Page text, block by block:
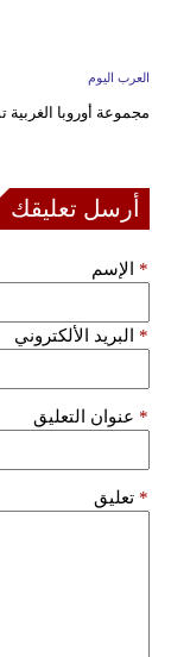
العرب اليوم
مجموعة أوروبا الغربية
أرسل تعليقك
الإسم *
البريد الألكتروني *
عنوان التعليق *
تعليق *